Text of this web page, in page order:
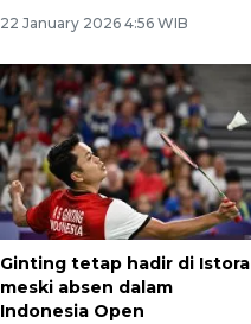
22 January 2026 4:56 WIB
Ginting tetap hadir di Istora
meski absen dalam
Indonesia Open